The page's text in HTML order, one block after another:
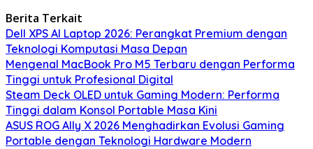
Berita Terkait
Dell XPS AI Laptop 2026: Perangkat Premium dengan
Teknologi Komputasi Masa Depan
Mengenal MacBook Pro M5 Terbaru dengan Performa
Tinggi untuk Profesional Digital
Steam Deck OLED untuk Gaming Modern: Performa
Tinggi dalam Konsol Portable Masa Kini
ASUS ROG Ally X 2026 Menghadirkan Evolusi Gaming
Portable dengan Teknologi Hardware Modern